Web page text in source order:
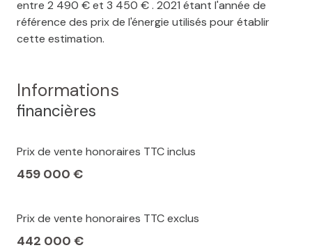
entre 2 490 € et 3 450 € . 2021 étant l'année de
référence des prix de l'énergie utilisés pour établir
cette estimation.
Informations
financières
Prix de vente honoraires TTC inclus
459 000 €
Prix de vente honoraires TTC exclus
442 000 €